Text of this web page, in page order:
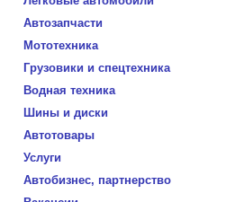
Автозапчасти
Мототехника
Грузовики и спецтехника
Водная техника
Шины и диски
Автотовары
Услуги
Автобизнес, партнерство